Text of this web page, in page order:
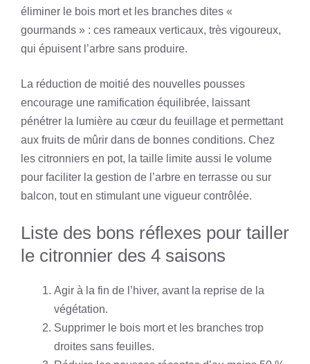
éliminer le bois mort et les branches dites «
gourmands » : ces rameaux verticaux, très vigoureux,
qui épuisent l’arbre sans produire.
La réduction de moitié des nouvelles pousses
encourage une ramification équilibrée, laissant
pénétrer la lumière au cœur du feuillage et permettant
aux fruits de mûrir dans de bonnes conditions. Chez
les citronniers en pot, la taille limite aussi le volume
pour faciliter la gestion de l’arbre en terrasse ou sur
balcon, tout en stimulant une vigueur contrôlée.
Liste des bons réflexes pour tailler
le citronnier des 4 saisons
Agir à la fin de l’hiver, avant la reprise de la
végétation.
Supprimer le bois mort et les branches trop
droites sans feuilles.